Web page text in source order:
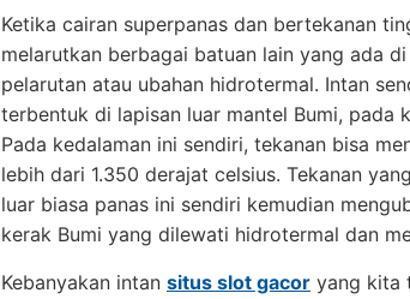
Ketika cairan superpanas dan bertekanan
melarutkan berbagai batuan lain yang ada
pelarutan atau ubahan hidrotermal. Intan
terbentuk di lapisan luar mantel Bumi, pada
Pada kedalaman ini sendiri, tekanan bisa
lebih dari 1.350 derajat celsius. Tekanan
luar biasa panas ini sendiri kemudian
kerak Bumi yang dilewati hidrotermal dan
Kebanyakan intan situs slot gacor yang kita